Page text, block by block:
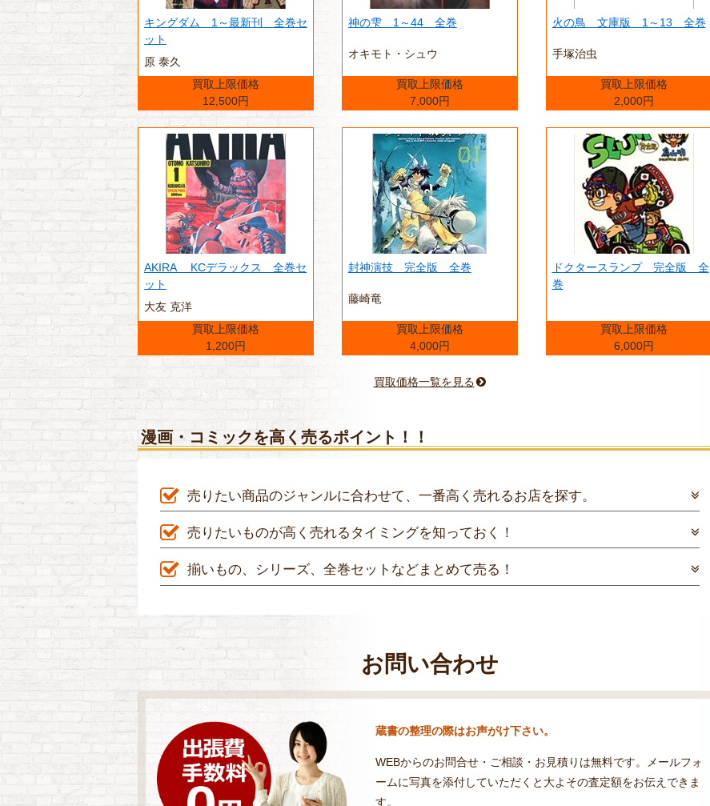
キングダム 1～最新刊 全巻セ
ット
原 泰久
買取上限価格
12,500円
神の雫 1～44 全巻
オキモト・シュウ
買取上限価格
7,000円
火の鳥 文庫版 1～13 全巻
手塚治虫
買取上限価格
2,000円
AKIRA KCデラックス 全巻セ
ット
大友 克洋
買取上限価格
1,200円
封神演技 完全版 全巻
藤崎竜
買取上限価格
4,000円
ドクタースランプ 完全版 全
巻
買取上限価格
6,000円
買取価格一覧を見る
漫画・コミックを高く売るポイント！！
売りたい商品のジャンルに合わせて、一番高く売れるお店を探す。
売りたいものが高く売れるタイミングを知っておく！
揃いもの、シリーズ、全巻セットなどまとめて売る！
お問い合わせ
蔵書の整理の際はお声がけ下さい。
WEBからのお問合せ・ご相談・お見積りは無料です。メールフォ
ームに写真を添付していただくと大よその査定額をお伝えできま
す。